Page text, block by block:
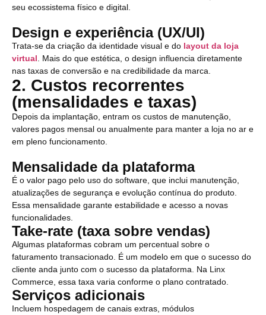
seu ecossistema físico e digital.
Design e experiência (UX/UI)
Trata-se da criação da identidade visual e do layout da loja
virtual . Mais do que estética, o design influencia diretamente
nas taxas de conversão e na credibilidade da marca.
2. Custos recorrentes
(mensalidades e taxas)
Depois da implantação, entram os custos de manutenção,
valores pagos mensal ou anualmente para manter a loja no ar e
em pleno funcionamento.
Mensalidade da plataforma
É o valor pago pelo uso do software, que inclui manutenção,
atualizações de segurança e evolução contínua do produto.
Essa mensalidade garante estabilidade e acesso a novas
funcionalidades.
Take-rate (taxa sobre vendas)
Algumas plataformas cobram um percentual sobre o
faturamento transacionado. É um modelo em que o sucesso do
cliente anda junto com o sucesso da plataforma. Na Linx
Commerce, essa taxa varia conforme o plano contratado.
Serviços adicionais
Incluem hospedagem de canais extras, módulos